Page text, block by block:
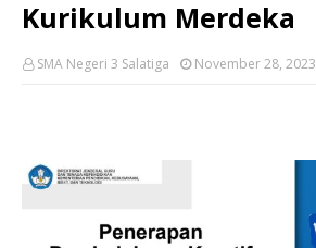
Kurikulum Merdeka
SMA Negeri 3 Salatiga November 28, 2023